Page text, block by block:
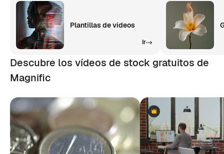
Plantillas de vídeos
Ir
Descubre los vídeos de stock gratuitos de
Magnific
Premium
Premium